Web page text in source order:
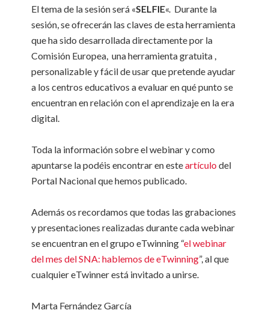
El tema de la sesión será «SELFIE«. Durante la
sesión, se ofrecerán las claves de esta herramienta
que ha sido desarrollada directamente por la
Comisión Europea, una herramienta gratuita ,
personalizable y fácil de usar que pretende ayudar
a los centros educativos a evaluar en qué punto se
encuentran en relación con el aprendizaje en la era
digital.
Toda la información sobre el webinar y como
apuntarse la podéis encontrar en esteartículo del
Portal Nacional que hemos publicado.
Además os recordamos que todas las grabaciones
y presentaciones realizadas durante cada webinar
se encuentran en el grupo eTwinning “el webinar
del mes del SNA: hablemos de eTwinning”, al que
cualquier eTwinner está invitado a unirse.
Marta Fernández García